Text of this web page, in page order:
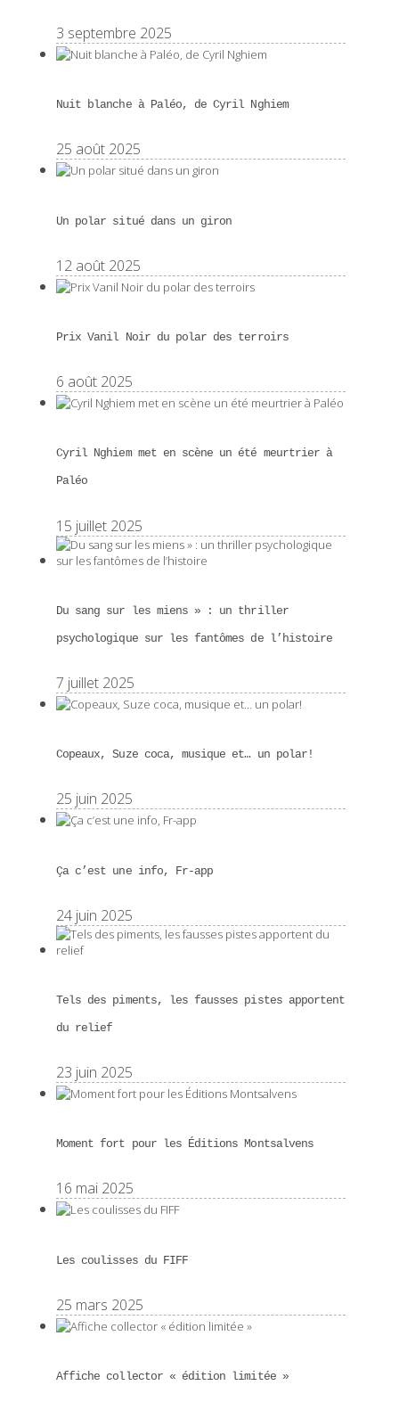
3 septembre 2025
Nuit blanche à Paléo, de Cyril Nghiem
25 août 2025
Un polar situé dans un giron
12 août 2025
Prix Vanil Noir du polar des terroirs
6 août 2025
Cyril Nghiem met en scène un été meurtrier à
Paléo
15 juillet 2025
Du sang sur les miens » : un thriller
psychologique sur les fantômes de l’histoire
7 juillet 2025
Copeaux, Suze coca, musique et… un polar!
25 juin 2025
Ça c’est une info, Fr-app
24 juin 2025
Tels des piments, les fausses pistes apportent
du relief
23 juin 2025
Moment fort pour les Éditions Montsalvens
16 mai 2025
Les coulisses du FIFF
25 mars 2025
Affiche collector « édition limitée »